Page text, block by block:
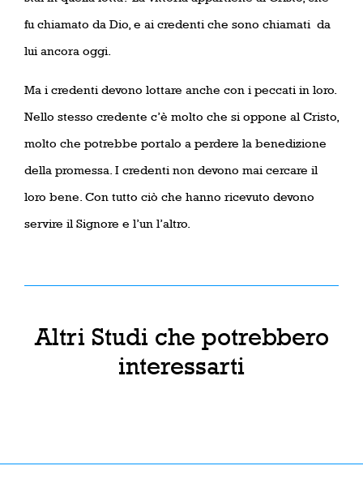
fu chiamato da Dio, e ai credenti che sono chiamati da
lui ancora oggi.
Ma i credenti devono lottare anche con i peccati in loro.
Nello stesso credente c’è molto che si oppone al Cristo,
molto che potrebbe portalo a perdere la benedizione
della promessa. I credenti non devono mai cercare il
loro bene. Con tutto ciò che hanno ricevuto devono
servire il Signore e l’un l’altro.
Altri Studi che potrebbero
interessarti